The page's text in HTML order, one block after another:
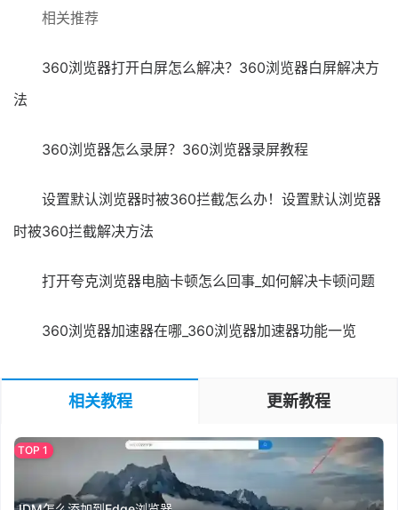
相关推荐
360浏览器打开白屏怎么解决？360浏览器白屏解决方
法
360浏览器怎么录屏？360浏览器录屏教程
设置默认浏览器时被360拦截怎么办！设置默认浏览器
时被360拦截解决方法
打开夸克浏览器电脑卡顿怎么回事_如何解决卡顿问题
360浏览器加速器在哪_360浏览器加速器功能一览
相关教程 更新教程